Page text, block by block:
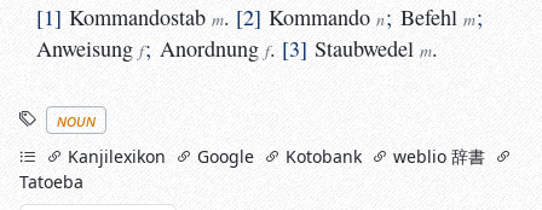
1 Kommandostab m. 2 Kommando n; Befehl m;
Anweisung f; Anordnung f. 3 Staubwedel m.
Stichworte
noun
linksKanjilexikon Google Kotobank
weblio 辞書
Tatoeba